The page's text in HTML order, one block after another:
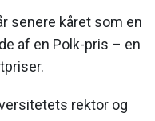
senere kåret som en
af en Polk-pris – en
rektor og